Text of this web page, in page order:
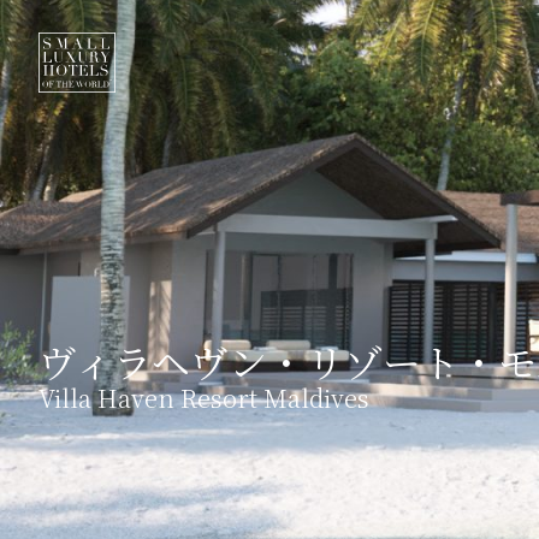
ヴィラヘヴン・リゾート・
Villa Haven Resort Maldives